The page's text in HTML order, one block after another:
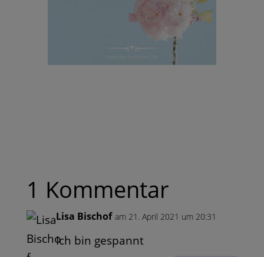
1 Kommentar
Lisa Bischof am 21. April 2021 um 20:31
Ich bin gespannt